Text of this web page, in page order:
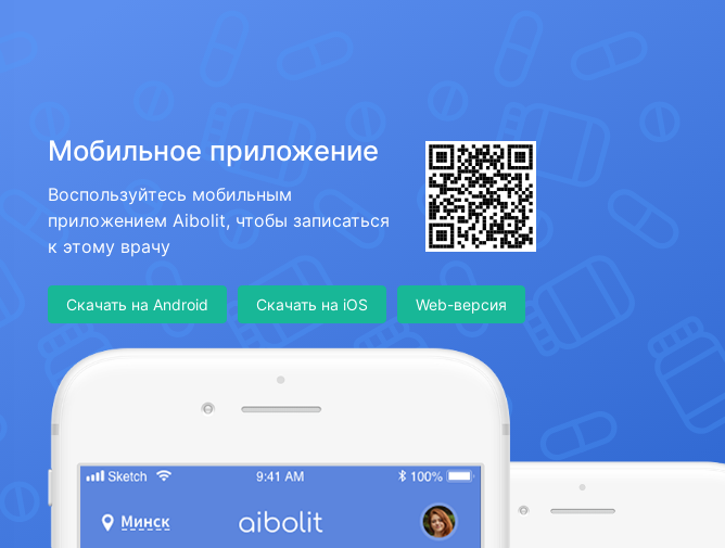
Мобильное приложение
Воспользуйтесь мобильным
приложением Aibolit, чтобы записаться
к этому врачу
Скачать на Android Скачать на iOS Web-версия